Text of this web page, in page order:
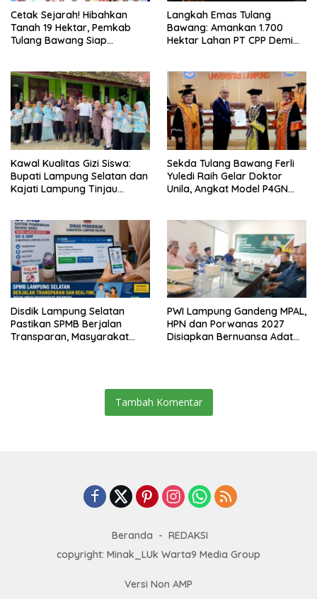
Cetak Sejarah! Hibahkan
Tanah 19 Hektar, Pemkab
Tulang Bawang Siap
Lampung
Langkah Emas Tulang
Bawang: Amankan 1.700
Hektar Lahan PT CPP Demi
Kawal Kualitas Gizi Siswa:
Bupati Lampung Selatan dan
Kajati Lampung Tinjau
Sekda Tulang Bawang Ferli
Yuledi Raih Gelar Doktor
Unila, Angkat Model P4GN
Disdik Lampung Selatan
Pastikan SPMB Berjalan
Transparan, Masyarakat
PWI Lampung Gandeng MPAL,
HPN dan Porwanas 2027
Disiapkan Bernuansa Adat
Tambah Komentar
Beranda
REDAKSI
copyright: Minak_LUk Warta9 Media Group
Versi Non AMP